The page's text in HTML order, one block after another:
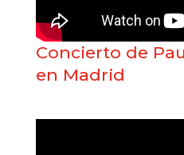
Concierto de
en Madrid